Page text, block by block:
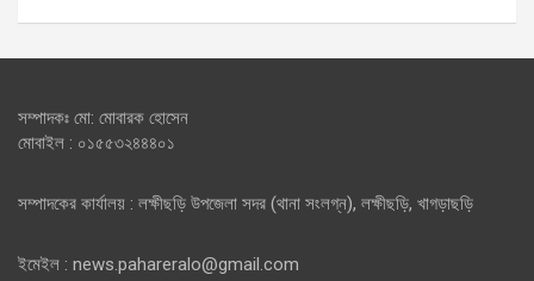
সম্পাদকঃ মো: মোবারক হোসেন
মোবাইল : ০১৫৫৩২৪৪৪০১
সম্পাদকের কার্যালয় : লক্ষীছড়ি উপজেলা সদর (থানা সংলগ্ন), লক্ষীছড়ি, খাগড়াছড়ি
ইমেইল : news.pahareralo@gmail.com